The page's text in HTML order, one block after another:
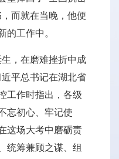
而就在当晚，他便
的工作中。
，在磨难挫折中成
平总书记在湖北省
工作时指出，各级
忘初心、牢记使
这场大考中磨砺责
统筹兼顾之谋、组